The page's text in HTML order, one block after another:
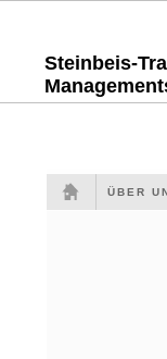
Steinbeis-
ÜBER